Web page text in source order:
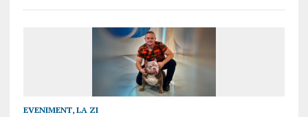
EVENIMENT, LA ZI